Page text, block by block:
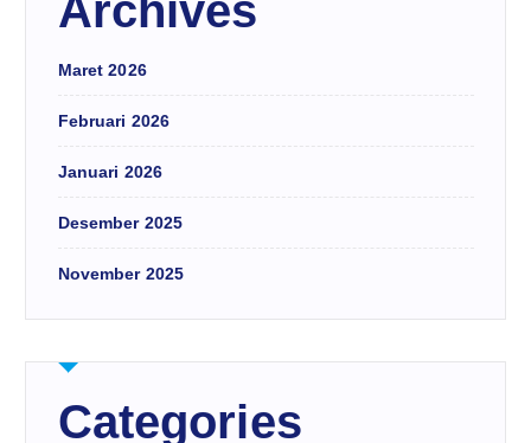
Archives
Maret 2026
Februari 2026
Januari 2026
Desember 2025
November 2025
Categories